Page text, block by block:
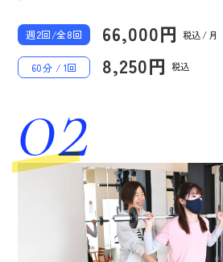
週2回/全8回 66,000円 税込 / 月
60分 / 1回 8,250円 税込